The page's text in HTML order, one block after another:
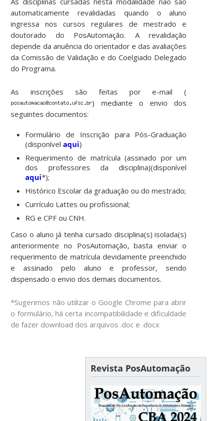
automaticamente revalidadas quando o aluno
ingressa nos cursos regulares de mestrado e
doutorado do PosAutomação. A revalidação
depende da anuência do orientador e das avaliações
da Comissão de Validação e do Coelgiado Delegado
do Programa.
As inscrições são feitas por e-mail (
) mediante o envio dos
seguintes documentos:
Formulário de Inscrição para Pós-Graduação
(disponívelaqui)
Requerimento de matrícula (assinado por um
dos professores da disciplina)(disponível
aqui*);
Histórico Escolar da graduação ou do mestrado;
Currículo Lattes ou profissional;
RG e CPF ou CNH.
Caso o aluno já tenha cursado disciplina(s) isolada(s)
anteriormente no PosAutomação, basta enviar o
requerimento de matrícula devidamente preenchido
e assinado pelo aluno e professor, sendo
dispensado o envio dos demais documentos.
*Sugerimos não utilizar o Google Chrome para abrir
o formulário, há certa incompatibilidade e dificuldade
de fazer download dos arquivos .doc e .docx
Revista PosAutomação